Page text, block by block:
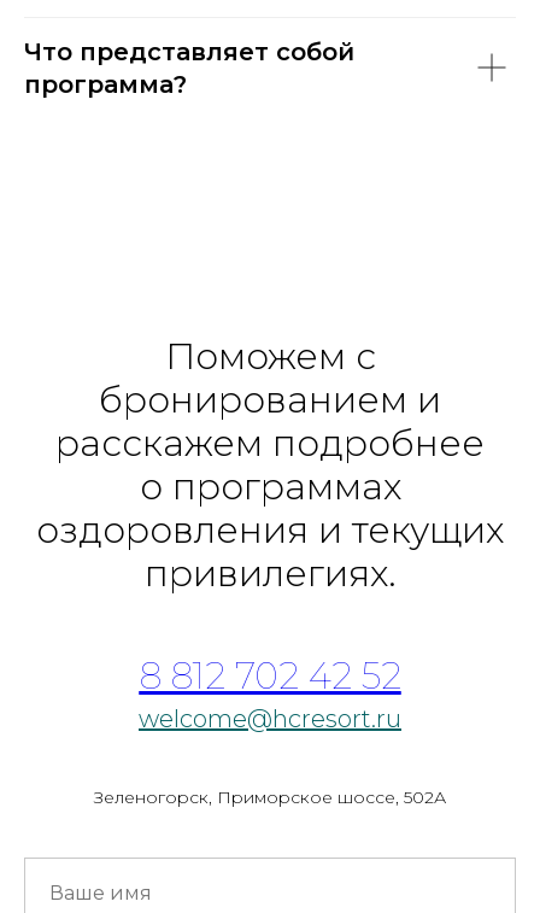
Что представляет собой
программа?
Поможем с
бронированием и
расскажем подробнее
о программах
оздоровления и текущих
привилегиях.
8 812 702 42 52
welcome@hcresort.ru
Зеленогорск, Приморское шоссе, 502А